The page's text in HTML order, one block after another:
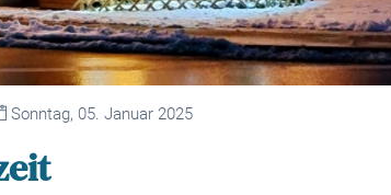
Sonntag, 05. Januar 2025